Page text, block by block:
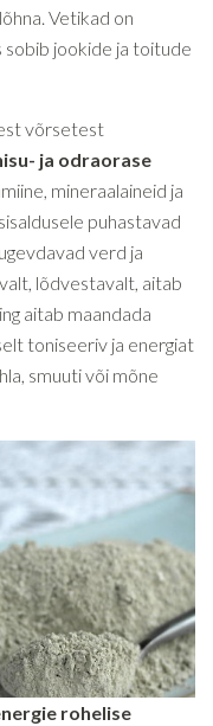
Vetikad on
sobib jookide ja toitude
võrsetest
ja odraorase
mineraalaineid ja
puhastavad
verd ja
lõdvestavalt, aitab
aitab maandada
toniseeriv ja energiat
smuuti või mõne
rohelise